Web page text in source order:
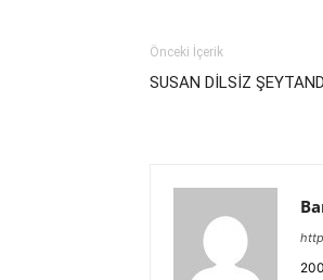
Önceki İçerik
SUSAN DİLSİZ